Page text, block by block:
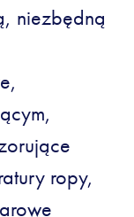
niezbędną
ropy,